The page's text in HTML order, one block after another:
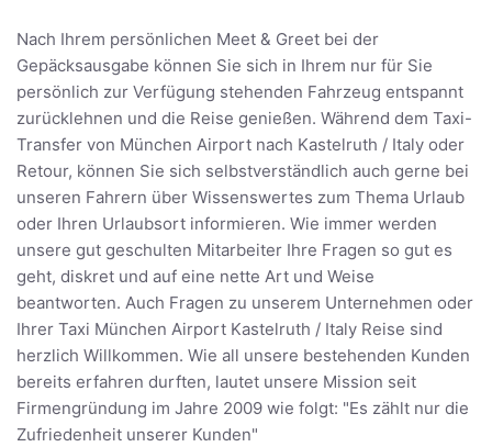
Nach Ihrem persönlichen Meet & Greet bei der
Gepäcksausgabe können Sie sich in Ihrem nur für Sie
persönlich zur Verfügung stehenden Fahrzeug entspannt
zurücklehnen und die Reise genießen. Während dem Taxi-
Transfer von München Airport nach Kastelruth / Italy oder
Retour, können Sie sich selbstverständlich auch gerne bei
unseren Fahrern über Wissenswertes zum Thema Urlaub
oder Ihren Urlaubsort informieren. Wie immer werden
unsere gut geschulten Mitarbeiter Ihre Fragen so gut es
geht, diskret und auf eine nette Art und Weise
beantworten. Auch Fragen zu unserem Unternehmen oder
Ihrer Taxi München Airport Kastelruth / Italy Reise sind
herzlich Willkommen. Wie all unsere bestehenden Kunden
bereits erfahren durften, lautet unsere Mission seit
Firmengründung im Jahre 2009 wie folgt: "Es zählt nur die
Zufriedenheit unserer Kunden"